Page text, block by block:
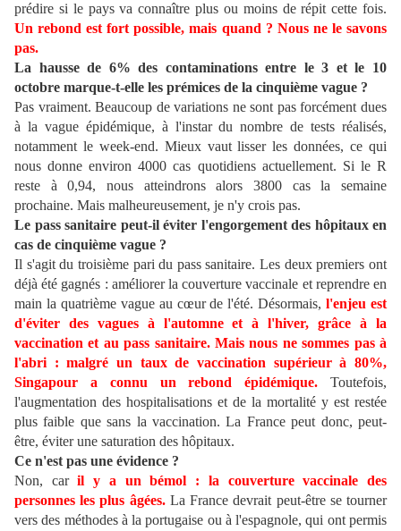
prédire si le pays va connaître plus ou moins de répit cette fois.
Un rebond est fort possible, mais quand ? Nous ne le savons
pas.
La hausse de 6% des contaminations entre le 3 et le 10
octobre marque-t-elle les prémices de la cinquième vague ?
Pas vraiment. Beaucoup de variations ne sont pas forcément dues
à la vague épidémique, à l'instar du nombre de tests réalisés,
notamment le week-end. Mieux vaut lisser les données, ce qui
nous donne environ 4000 cas quotidiens actuellement. Si le R
reste à 0,94, nous atteindrons alors 3800 cas la semaine
prochaine. Mais malheureusement, je n'y crois pas.
Le pass sanitaire peut-il éviter l'engorgement des hôpitaux en
cas de cinquième vague ?
Il s'agit du troisième pari du pass sanitaire. Les deux premiers ont
déjà été gagnés : améliorer la couverture vaccinale et reprendre en
main la quatrième vague au cœur de l'été. Désormais,l'enjeu est
d'éviter des vagues à l'automne et à l'hiver, grâce à la
vaccination et au pass sanitaire. Mais nous ne sommes pas à
l'abri : malgré un taux de vaccination supérieur à 80%,
Singapour a connu un rebond épidémique. Toutefois,
l'augmentation des hospitalisations et de la mortalité y est restée
plus faible que sans la vaccination. La France peut donc, peut-
être, éviter une saturation des hôpitaux.
Ce n'est pas une évidence ?
Non, caril y a un bémol : la couverture vaccinale des
personnes les plus âgées.La France devrait peut-être se tourner
vers des méthodes à la portugaise ou à l'espagnole, qui ont permis